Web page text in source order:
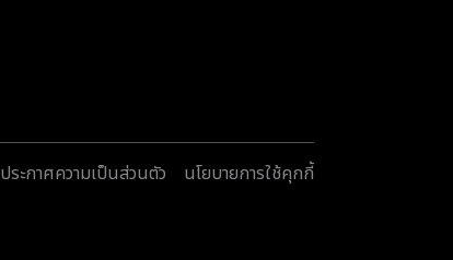
ประกาศความเป็นส่วนตัว นโยบายการใช้คุกกี้